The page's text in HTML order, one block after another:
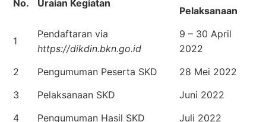
No. Uraian Kegiatan
Pelaksanaan
1
Pendaftaran via
https://dikdin.bkn.go.id
9 – 30 April
2022
2
Pengumuman Peserta SKD
28 Mei 2022
3
Pelaksanaan SKD
Juni 2022
4
Pengumuman Hasil SKD Juli 2022